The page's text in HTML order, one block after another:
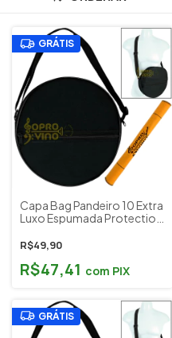
GRÁTIS
Capa Bag Pandeiro 10 Extra
Luxo Espumada Protection
R$49,90
R$47,41 com PIX
GRÁTIS